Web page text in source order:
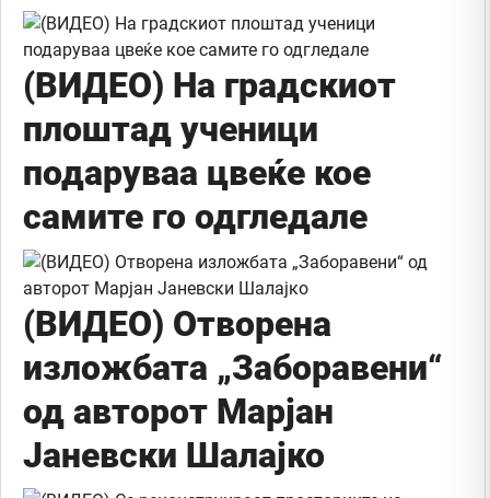
(ВИДЕО) На градскиот
плоштад ученици
подаруваа цвеќе кое
самите го одгледале
(ВИДЕО) Отворена
изложбата „Заборавени“
од авторот Марјан
Јаневски Шалајко